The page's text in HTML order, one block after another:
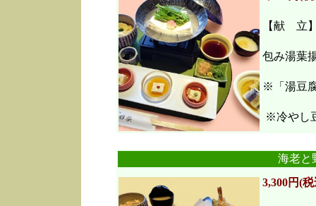
【献 立
包み湯葉
※「湯豆
※冷やし
海老
3,300円(